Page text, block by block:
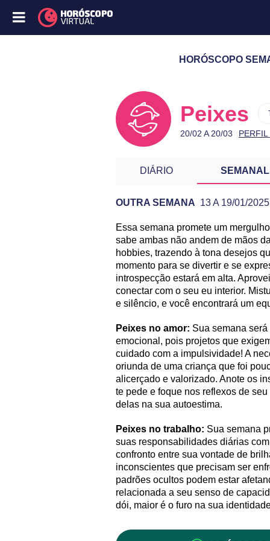
HORÓSCOPO
Peixes
20/02 A 20/03 PERFIL
DIÁRIO SEMANAL
OUTRA SEMANA 13 A 19/01/2025
PREVISÃO DE PEIXES PARA
Essa semana promete um
sabe ambas não andem de mãos
hobbies, trazendo à tona desejos
momento para se divertir e se
introspecção estará em alta.
conectar com o seu eu interior.
e silêncio, e você encontrará um
Peixes no amor: Sua semana
emocional, pois projetos que
cuidado com a impulsividade! A
oriunda de uma criança que foi
alicerçado e valorizado. Anote os
te pede e foque nos reflexos de
delas na sua autoestima.
Peixes no trabalho: Sua semana
suas responsabilidades diárias
confronto entre sua vontade de
inconscientes que precisam ser
padrões ocultos podem estar
relacionada a seu senso de
dói, maior é o furo na sua